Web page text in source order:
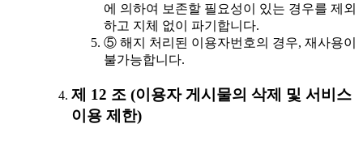
에 의하여 보존할 필요성이 있는 경우를 제외
하고 지체 없이 파기합니다.
⑤ 해지 처리된 이용자번호의 경우, 재사용이
불가능합니다.
제 12 조 (이용자 게시물의 삭제 및 서비스
이용 제한)